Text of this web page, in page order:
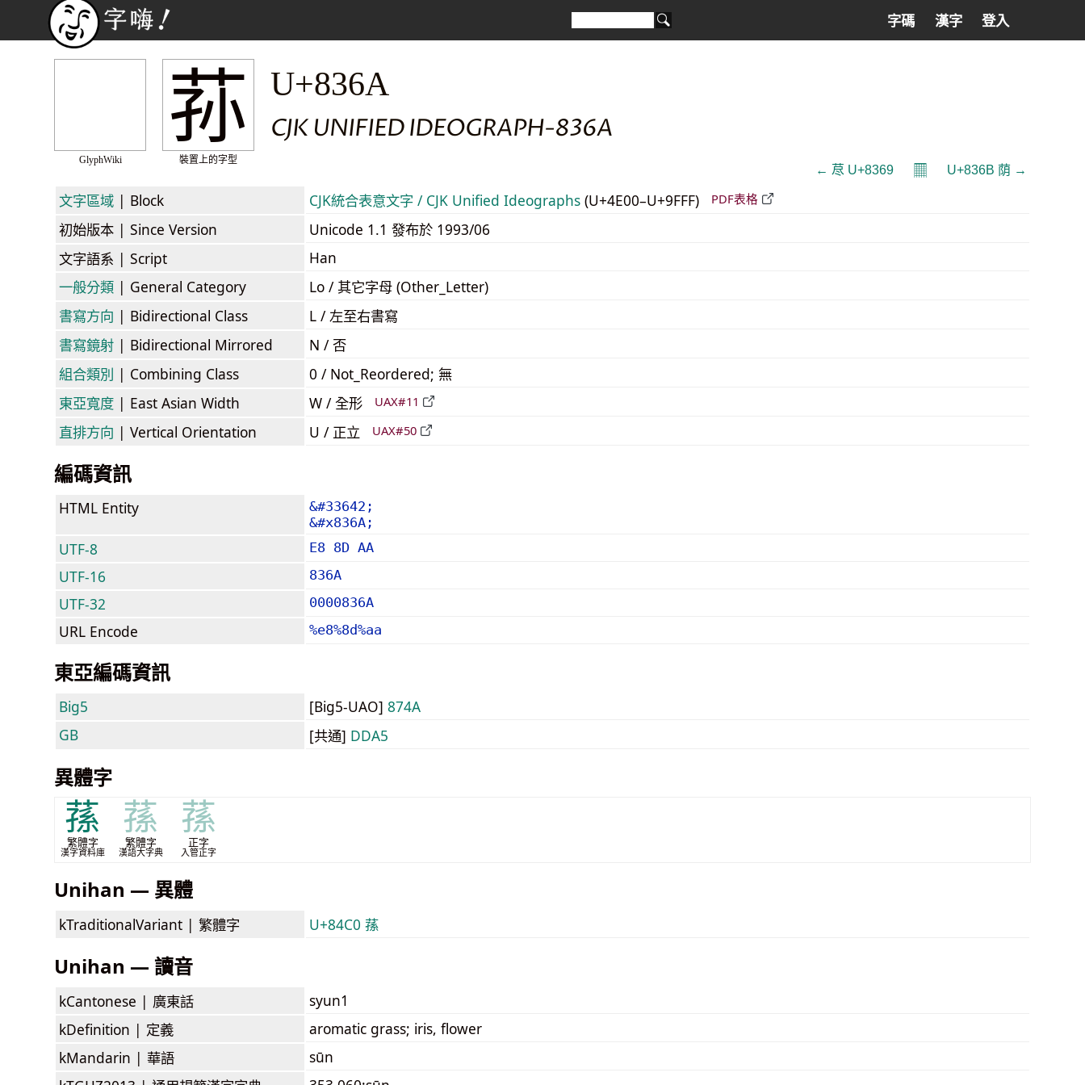
字碼 漢字 登入
GlyphWiki
荪
裝置上的字型
U+836A
CJK UNIFIED IDEOGRAPH-836A
← 荩 U+8369 𝄜 U+836B 荫 →
文字區域 | Block CJK統合表意文字 / CJK Unified Ideographs (U+4E00–U+9FFF) PDF表格
初始版本 | Since Version
Unicode 1.1 發布於 1993/06
文字語系 | Script
Han
一般分類 | General Category
Lo / 其它字母 (Other_Letter)
書寫方向 | Bidirectional Class
L / 左至右書寫
書寫鏡射 | Bidirectional Mirrored
N / 否
組合類別 | Combining Class
0 / Not_Reordered; 無
東亞寬度 | East Asian Width W / 全形 UAX#11
直排方向 | Vertical Orientation U / 正立 UAX#50
編碼資訊
HTML Entity
&#33642;
&#x836A;
UTF-8 E8 8D AA
UTF-16 836A
UTF-32 0000836A
URL Encode %e8%8d%aa
東亞編碼資訊
Big5 [Big5-UAO] 874A
GB
[共通] DDA5
異體字
蓀
繁體字
漢字資料庫
蓀
繁體字
漢語大字典
蓀
正字
入管正字
Unihan — 異體
kTraditionalVariant | 繁體字 U+84C0 蓀
Unihan — 讀音
kCantonese | 廣東話
syun1
kDefinition | 定義
aromatic grass; iris, flower
kMandarin | 華語
sūn